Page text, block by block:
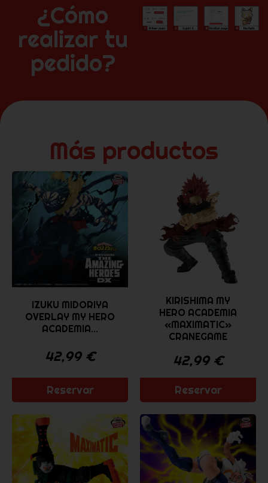
¿Cómo
realizar tu
pedido?
Más productos
IZUKU MIDORIYA
OVERLAY MY HERO
ACADEMIA...
42,99 €
Reservar
KIRISHIMA MY
HERO ACADEMIA
«MAXIMATIC»
CRANEGAME
42,99 €
Reservar